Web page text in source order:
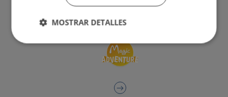
MOSTRAR DETALLES